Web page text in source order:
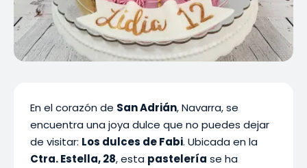
En el corazón de San Adrián, Navarra, se
encuentra una joya dulce que no puedes dejar
de visitar: Los dulces de Fabi. Ubicada en la
Ctra. Estella, 28, esta pastelería se ha